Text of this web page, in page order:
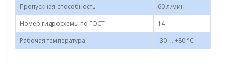
Пропускная способность
60 л/мин
Номер гидросхемы по ГОСТ
14
Рабочая температура
-30 ... +80 °С